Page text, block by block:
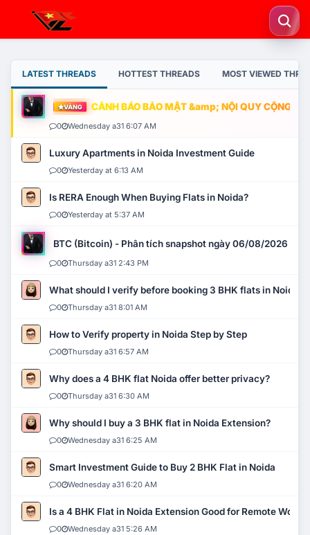
LATEST THREADS HOTTEST THREADS MOST VIEWED
VÀNG CẢNH BÁO BẢO MẬT &amp; NỘI QUY CỘNG
0 Wednesday a31 6:07 AM
Luxury Apartments in Noida Investment Guide
0 Yesterday at 6:13 AM
Is RERA Enough When Buying Flats in Noida?
0 Yesterday at 5:37 AM
BTC (Bitcoin) - Phân tích snapshot ngày 06/08/2026
0 Thursday a31 2:43 PM
What should I verify before booking 3 BHK flats in Noida?
0 Thursday a31 8:01 AM
How to Verify property in Noida Step by Step
0 Thursday a31 6:57 AM
Why does a 4 BHK flat Noida offer better privacy?
0 Thursday a31 6:30 AM
Why should I buy a 3 BHK flat in Noida Extension?
0 Wednesday a31 6:25 AM
Smart Investment Guide to Buy 2 BHK Flat in Noida
0 Wednesday a31 6:20 AM
Is a 4 BHK Flat in Noida Extension Good for Remote Work?
0 Wednesday a31 5:26 AM